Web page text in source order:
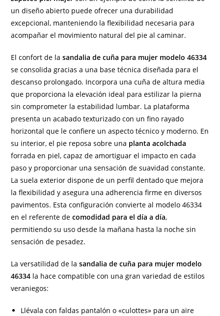
un diseño abierto puede ofrecer una durabilidad
excepcional, manteniendo la flexibilidad necesaria para
acompañar el movimiento natural del pie al caminar.
El confort de lasandalia de cuña para mujer modelo 46334
se consolida gracias a una base técnica diseñada para el
descanso prolongado. Incorpora una cuña de altura media
que proporciona la elevación ideal para estilizar la pierna
sin comprometer la estabilidad lumbar. La plataforma
presenta un acabado texturizado con un fino rayado
horizontal que le confiere un aspecto técnico y moderno. En
su interior, el pie reposa sobre una planta acolchada
forrada en piel, capaz de amortiguar el impacto en cada
paso y proporcionar una sensación de suavidad constante.
La suela exterior dispone de un perfil dentado que mejora
la flexibilidad y asegura una adherencia firme en diversos
pavimentos. Esta configuración convierte al modelo 46334
en el referente decomodidad para el día a día,
permitiendo su uso desde la mañana hasta la noche sin
sensación de pesadez.
La versatilidad de lasandalia de cuña para mujer modelo
46334 la hace compatible con una gran variedad de estilos
veraniegos:
Llévala con faldas pantalón o «culottes» para un aire